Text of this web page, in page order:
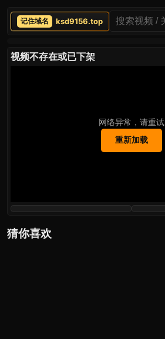
ksd9156.top
视频不存在或已下架
网络异常，请重试
重新加载
猜你喜欢